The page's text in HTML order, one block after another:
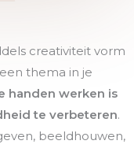
creativiteit vorm
thema in je
handen werken is
te verbeteren.
beeldhouwen,